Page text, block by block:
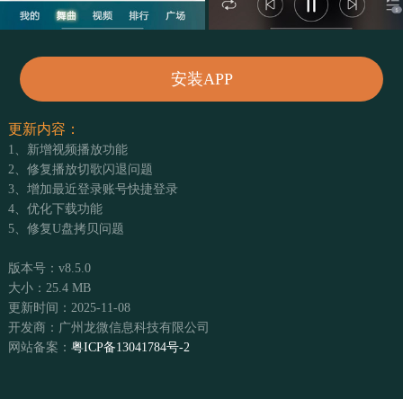
安装APP
更新内容：
1、新增视频播放功能
2、修复播放切歌闪退问题
3、增加最近登录账号快捷登录
4、优化下载功能
5、修复U盘拷贝问题
版本号：v8.5.0
大小：25.4 MB
更新时间：2025-11-08
开发商：广州龙微信息科技有限公司
网站备案： 粤ICP备13041784号-2